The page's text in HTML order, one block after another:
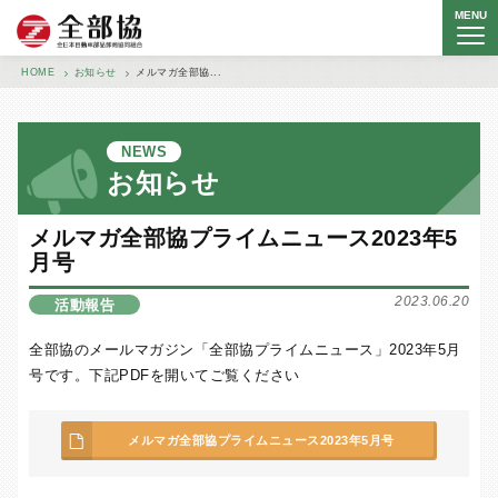
MENU
全日本自動車部品卸商協同組合
HOME お知らせ メルマガ全部協...
NEWS
お知らせ
メルマガ全部協プライムニュース2023年5
月号
2023.06.20
活動報告
全部協のメールマガジン「全部協プライムニュース」2023年5月
号です。下記PDFを開いてご覧ください
メルマガ全部協プライムニュース2023年5月号